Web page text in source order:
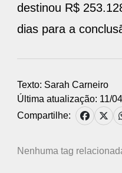
destinou R$
dias para a
Texto: Sarah Carneiro
Última atualização: 11/
Compartilhe:
Nenhuma tag